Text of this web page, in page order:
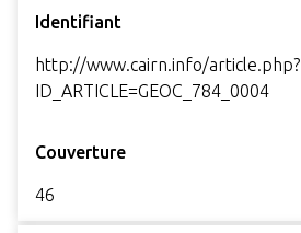
Identifiant
http://www.cairn.info/article.php?
ID_ARTICLE=GEOC_784_0004
Couverture
46